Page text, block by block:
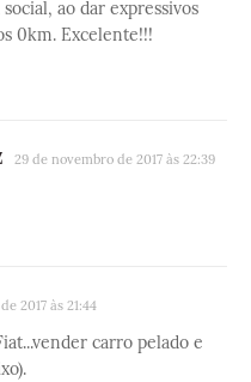
ao dar expressivos
0km. Excelente!!!
29 de novembro de 2017 às 22:39
2017 às 21:44
carro pelado e